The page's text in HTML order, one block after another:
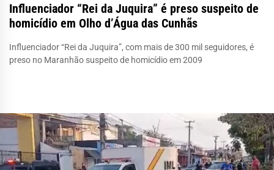
Influenciador “Rei da Juquira” é preso suspeito de
homicídio em Olho d’Água das Cunhãs
Influenciador “Rei da Juquira”, com mais de 300 mil seguidores, é
preso no Maranhão suspeito de homicídio em 2009